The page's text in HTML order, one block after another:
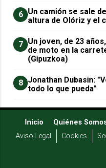
6 Un camión se sale
altura de Olóriz y el
7 Un joven, de 23
de moto en la
(Gipuzkoa)
8 Jonathan Dubasin:
todo lo que pueda"
Inicio Quiénes
Aviso Legal
Cookies